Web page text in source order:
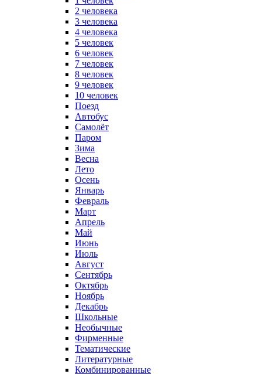
2 человека
3 человека
4 человека
5 человек
6 человек
7 человек
8 человек
9 человек
10 человек
Поезд
Автобус
Самолёт
Паром
Зима
Весна
Лето
Осень
Январь
Февраль
Март
Апрель
Май
Июнь
Июль
Август
Сентябрь
Октябрь
Ноябрь
Декабрь
Школьные
Необычные
Фирменные
Тематические
Литературные
Комбинированные